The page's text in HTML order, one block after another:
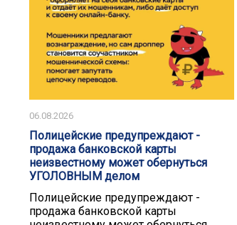
06.08.2026
️️Полицейские предупреждают -
продажа банковской карты
неизвестному может обернуться
УГОЛОВНЫМ делом️
️️Полицейские предупреждают -
продажа банковской карты